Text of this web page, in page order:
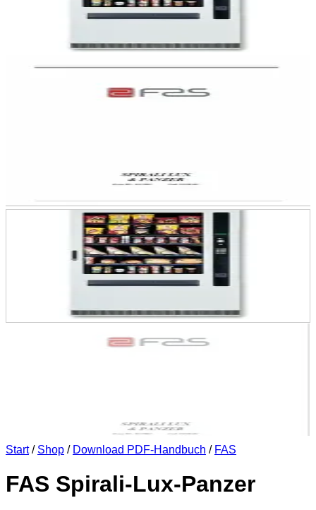
Start / Shop / Download PDF-Handbuch / FAS
FAS Spirali-Lux-Panzer